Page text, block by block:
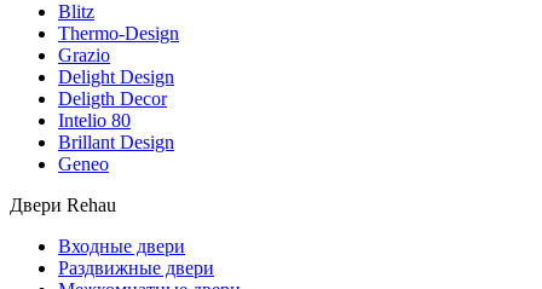
Blitz
Thermo-Design
Grazio
Delight Design
Deligth Decor
Intelio 80
Brillant Design
Geneo
Двери Rehau
Входные двери
Раздвижные двери